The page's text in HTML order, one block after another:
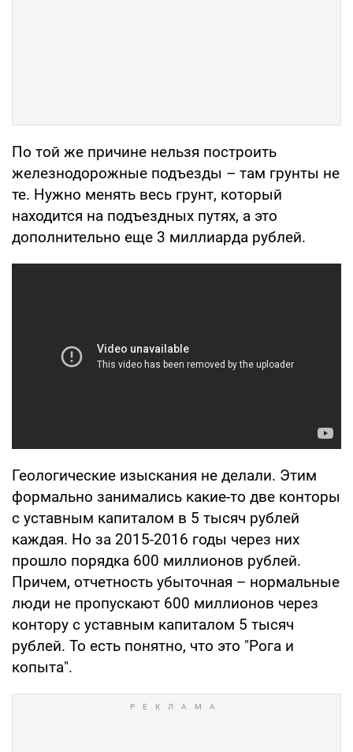
По той же причине нельзя построить
железнодорожные подъезды – там грунты не
те. Нужно менять весь грунт, который
находится на подъездных путях, а это
дополнительно еще 3 миллиарда рублей.
Геологические изыскания не делали. Этим
формально занимались какие-то две конторы
с уставным капиталом в 5 тысяч рублей
каждая. Но за 2015-2016 годы через них
прошло порядка 600 миллионов рублей.
Причем, отчетность убыточная – нормальные
люди не пропускают 600 миллионов через
контору с уставным капиталом 5 тысяч
рублей. То есть понятно, что это "Рога и
копыта".